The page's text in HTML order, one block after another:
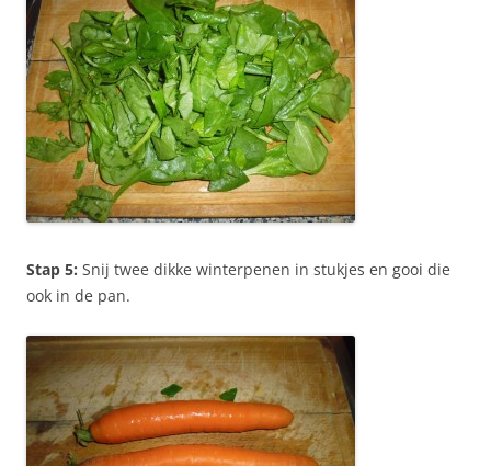
Stap 5: Snij twee dikke winterpenen in stukjes en gooi die
ook in de pan.